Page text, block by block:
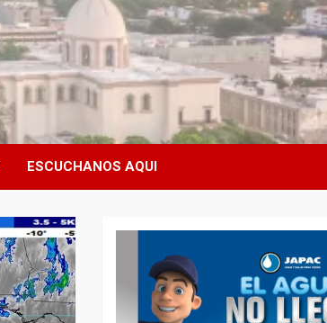
ESCUCHANOS AQUI